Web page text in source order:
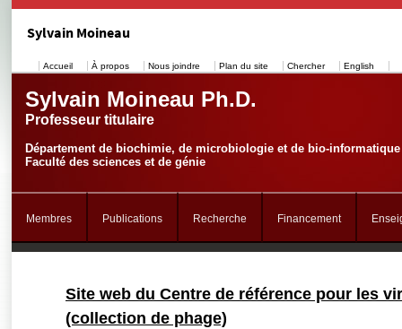
Sylvain Moineau
Accueil À propos Nous joindre Plan du site Chercher English
Sylvain Moineau Ph.D.
Professeur titulaire
Département de biochimie, de microbiologie et de bio-informatique
Faculté des sciences et de génie
Membres Publications Recherche Financement
Site web du Centre de référence pour les
(collection de phage)